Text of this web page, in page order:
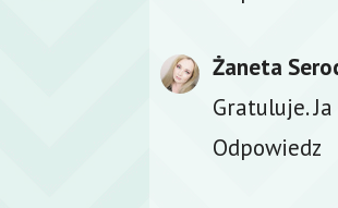
Żaneta
Gratuluje.
Odpowiedz